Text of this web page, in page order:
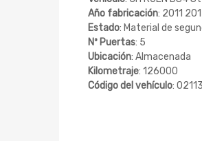
Año fabricación: 2011
Estado: Material de
Nº Puertas: 5
Ubicación: Almacenada
Kilometraje: 126000
Código del vehículo: 02113